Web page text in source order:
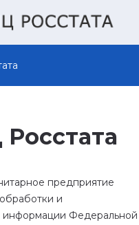
предприятие
и
информации Федеральной